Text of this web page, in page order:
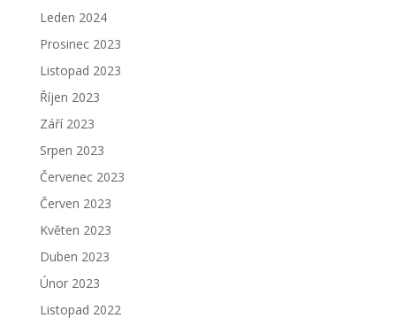
Leden 2024
Prosinec 2023
Listopad 2023
Říjen 2023
Září 2023
Srpen 2023
Červenec 2023
Červen 2023
Květen 2023
Duben 2023
Únor 2023
Listopad 2022